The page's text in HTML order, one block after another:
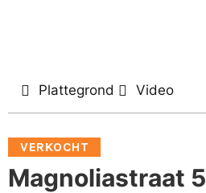
Plattegrond Video
VERKOCHT
Magnoliastraat 5